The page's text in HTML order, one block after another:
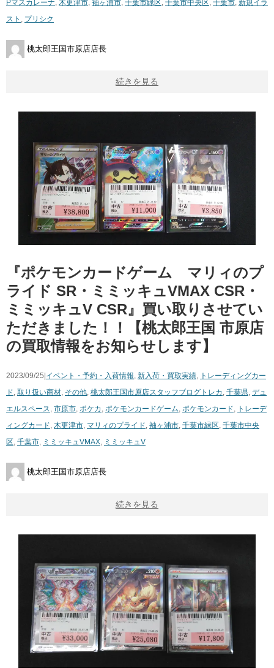
Pマスカレーナ, 木更津市, 袖ヶ浦市, 千葉市緑区, 千葉市中央区, 千葉市, 新規イラ
スト , プリシク
桃太郎王国市原店店長
続きを見る
『ポケモンカードゲーム マリィのプ
ライド SR・ミミッキュVMAX CSR・
ミミッキュV CSR』買い取りさせてい
ただきました！！【桃太郎王国 市原店
の買取情報をお知らせします】
2023/09/25| イベント・予約・入荷情報, 新入荷・買取実績, トレーディングカー
ド, 取り扱い商材, その他, 桃太郎王国市原店スタッフブログ トレカ , 千葉県, デュ
エルスペース, 市原市, ポケカ , ポケモンカードゲーム, ポケモンカード, トレーデ
ィングカード, 木更津市, マリィのプライド, 袖ヶ浦市, 千葉市緑区, 千葉市中央
区, 千葉市, ミミッキュVMAX, ミミッキュV
桃太郎王国市原店店長
続きを見る